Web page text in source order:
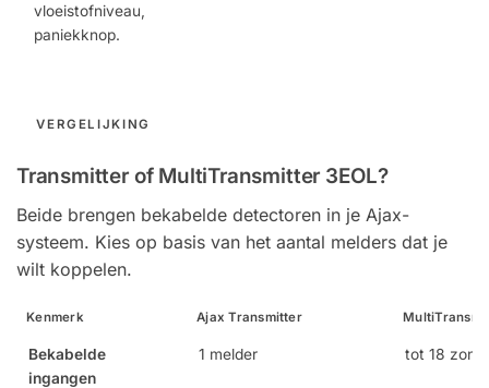
vloeistofniveau,
paniekknop.
VERGELIJKING
Transmitter of MultiTransmitter 3EOL?
Beide brengen bekabelde detectoren in je Ajax-
systeem. Kies op basis van het aantal melders dat je
wilt koppelen.
Kenmerk Ajax Transmitter
Bekabelde
ingangen
1 melder tot 18